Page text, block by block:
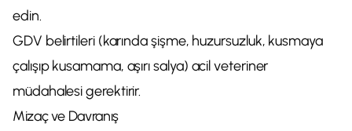
edin.
GDV belirtileri (karında şişme, huzursuzluk, kusmaya
çalışıp kusamama, aşırı salya) acil veteriner
müdahalesi gerektirir.
Mizaç ve Davranış